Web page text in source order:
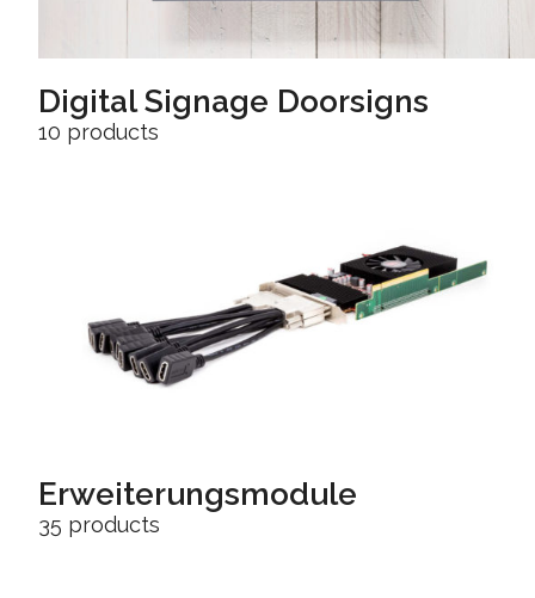
Digital Signage Doorsigns
10 products
Erweiterungsmodule
35 products